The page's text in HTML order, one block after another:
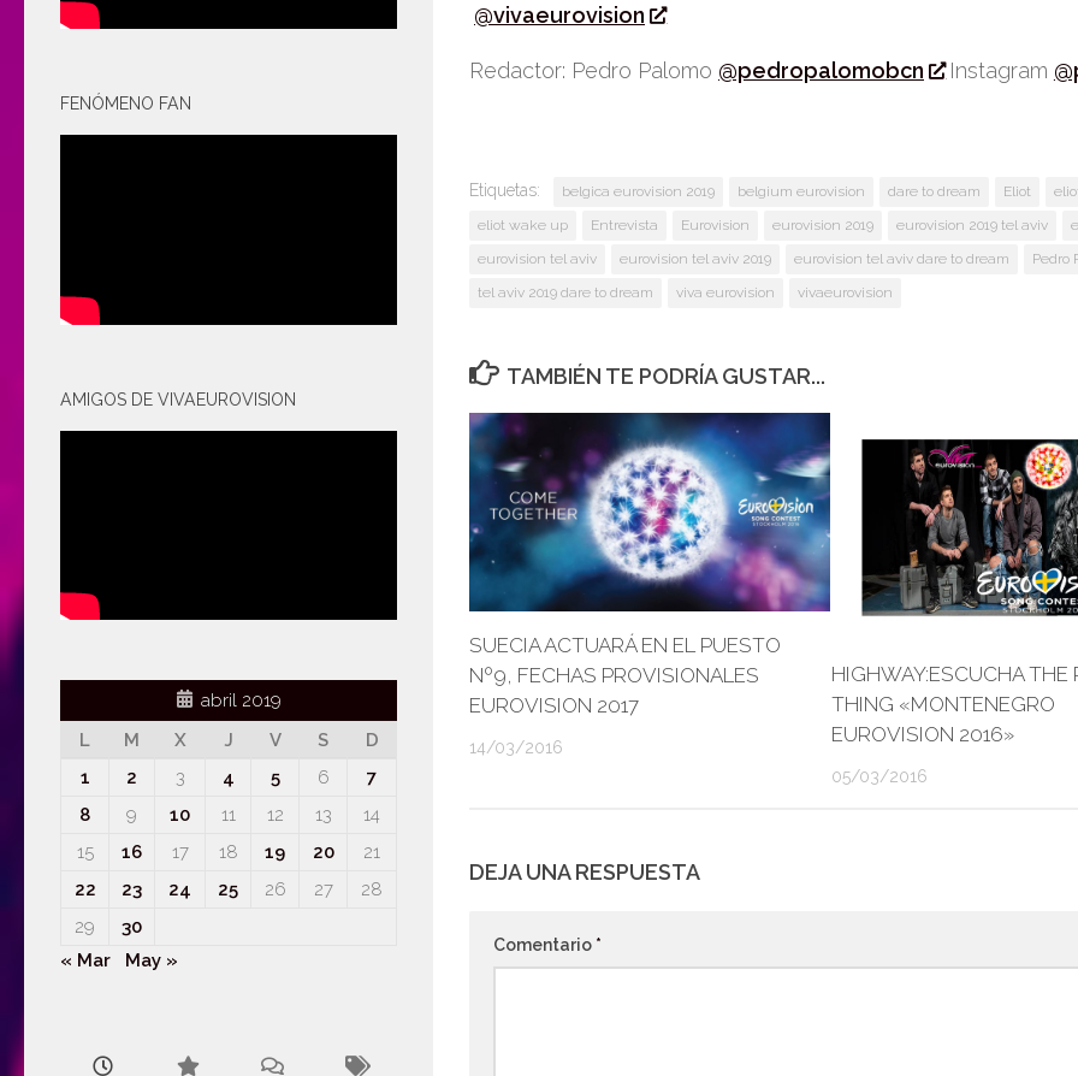
@vivaeurovision
Redactor: Pedro Palomo @pedropalomobcn Instagram
Etiquetas: belgica eurovision 2019 belgium eurovision dare to dream Eliot
eliot wake up
Entrevista Eurovision eurovision 2019 eurovision 2019 tel aviv
eurovision tel aviv
eurovision tel aviv 2019 eurovision tel aviv dare to dream
Pedro
tel aviv 2019 dare to dream
viva eurovision vivaeurovision
TAMBIÉN TE PODRÍA GUSTAR...
SUECIA ACTUARÁ EN EL PUESTO
Nº9, FECHAS PROVISIONALES
EUROVISION 2017
14/03/2016
HIGHWAY:ESCUCHA THE
THING «MONTENEGRO
EUROVISION 2016»
05/03/2016
DEJA UNA RESPUESTA
Comentario *
FENÓMENO FAN
AMIGOS DE VIVAEUROVISION
abril 2019
L
M X J V S
D
1
2 3 4 5 6
7
8
9 10 11 12 13
14
15
16 17 18 19 20
21
22
23 24 25 26 27
28
29
30
« Mar
May »